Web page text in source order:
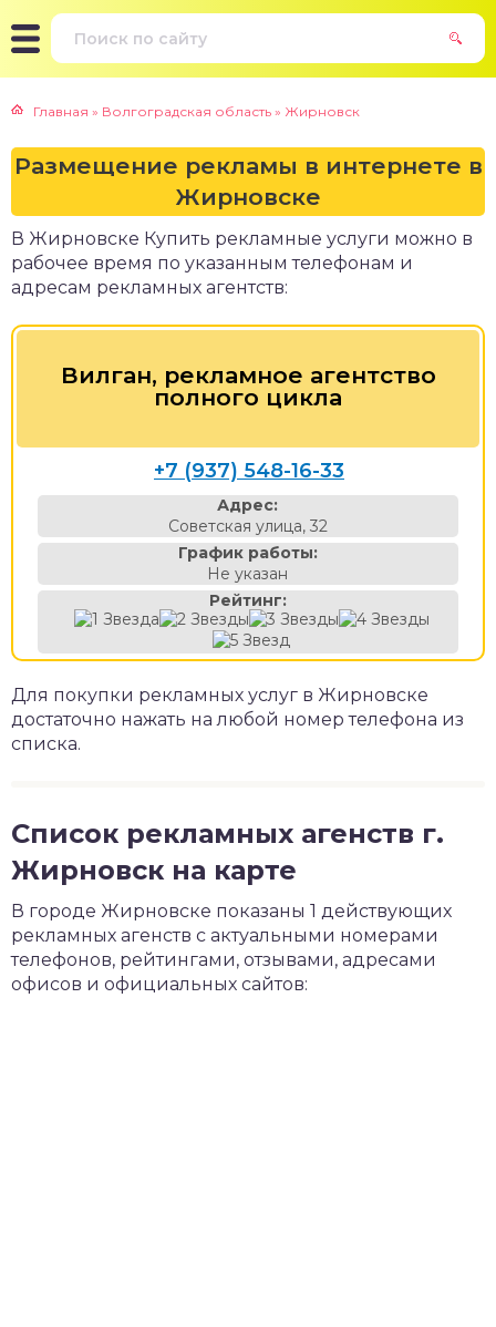
Главная » Волгоградская область » Жирновск
Размещение рекламы в интернете в
Жирновске
В Жирновске Купить рекламные услуги можно в
рабочее время по указанным телефонам и
адресам рекламных агентств:
Вилган, рекламное агентство
полного цикла
+7 (937) 548-16-33
Адрес:
Советская улица, 32
График работы:
Не указан
Рейтинг:
Для покупки рекламных услуг в Жирновске
достаточно нажать на любой номер телефона из
списка.
Список рекламных агенств г.
Жирновск на карте
В городе Жирновске показаны 1 действующих
рекламных агенств с актуальными номерами
телефонов, рейтингами, отзывами, адресами
офисов и официальных сайтов: